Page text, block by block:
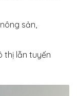
sản,
thị lẫn tuyến